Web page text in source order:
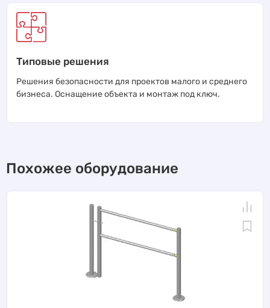
Типовые решения
Решения безопасности для проектов малого и среднего
бизнеса. Оснащение объекта и монтаж под ключ.
Похожее оборудование